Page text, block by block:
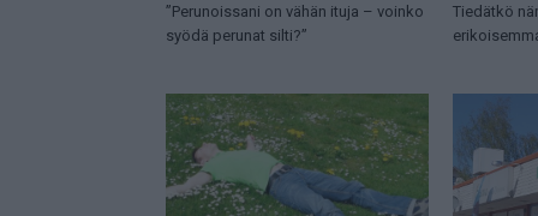
”Perunoissani on vähän ituja – voinko
syödä perunat silti?”
Tiedätkö